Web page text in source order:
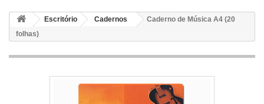
Escritório Cadernos
Caderno de Música A4 (20
folhas)